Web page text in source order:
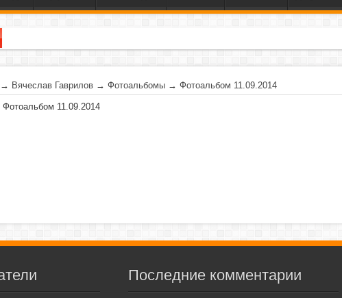
Вячеслав Гаврилов→ Фотоальбомы→ Фотоальбом 11.09.2014
11.09.2014
Последние комментарии